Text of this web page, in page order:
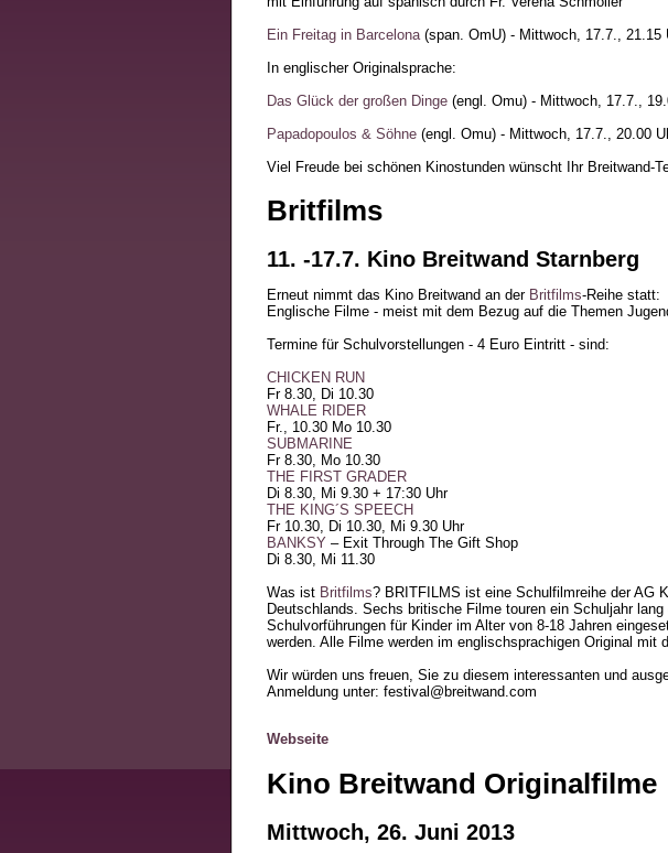
Ein Freitag in Barcelona (span. OmU) - Mittwoch, 17.7., 21.15
In englischer Originalsprache:
Das Glück der großen Dinge (engl. Omu) - Mittwoch, 17.7.,
Papadopoulos & Söhne (engl. Omu) - Mittwoch, 17.7., 20.00
Viel Freude bei schönen Kinostunden wünscht Ihr Breitwand-
Britfilms
11. -17.7. Kino Breitwand Starnberg
Erneut nimmt das Kino Breitwand an der Britfilms-Reihe statt:
Englische Filme - meist mit dem Bezug auf die Themen
Termine für Schulvorstellungen - 4 Euro Eintritt - sind:
CHICKEN RUN
Fr 8.30, Di 10.30
WHALE RIDER
Fr., 10.30 Mo 10.30
SUBMARINE
Fr 8.30, Mo 10.30
THE FIRST GRADER
Di 8.30, Mi 9.30 + 17:30 Uhr
THE KING´S SPEECH
Fr 10.30, Di 10.30, Mi 9.30 Uhr
BANKSY – Exit Through The Gift Shop
Di 8.30, Mi 11.30
Was ist Britfilms? BRITFILMS ist eine Schulfilmreihe der AG
Deutschlands. Sechs britische Filme touren ein Schuljahr
Schulvorführungen für Kinder im Alter von 8-18 Jahren
werden. Alle Filme werden im englischsprachigen Original mit
Wir würden uns freuen, Sie zu diesem interessanten und
Anmeldung unter: festival@breitwand.com
Webseite
Kino Breitwand Originalfilme
Mittwoch, 26. Juni 2013